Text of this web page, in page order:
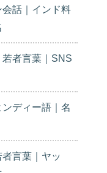
話｜インド料
者言葉｜SNS
ディー語｜名
言葉｜ヤッ